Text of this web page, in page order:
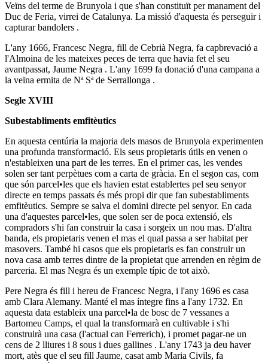
Veïns del terme de Brunyola i que s'han constituït per manament del
Duc de Feria, virrei de Catalunya. La missió d'aquesta és perseguir i
capturar bandolers .
L'any 1666, Francesc Negra, fill de Cebrià Negra, fa capbrevació a
l'Almoina de les mateixes peces de terra que havia fet el seu
avantpassat, Jaume Negra . L'any 1699 fa donació d'una campana a
la veïna ermita de Nª Sª de Serrallonga .
Segle XVIII
Subestabliments emfitèutics
En aquesta centúria la majoria dels masos de Brunyola experimenten
una profunda transformació. Els seus propietaris útils en venen o
n'estableixen una part de les terres. En el primer cas, les vendes
solen ser tant perpètues com a carta de gràcia. En el segon cas, com
que són parcel•les que els havien estat establertes pel seu senyor
directe en temps passats és més propi dir que fan subestabliments
emfitèutics. Sempre se salva el domini directe pel senyor. En cada
una d'aquestes parcel•les, que solen ser de poca extensió, els
compradors s'hi fan construir la casa i sorgeix un nou mas. D'altra
banda, els propietaris venen el mas el qual passa a ser habitat per
masovers. També hi casos que els propietaris es fan construir un
nova casa amb terres dintre de la propietat que arrenden en règim de
parceria. El mas Negra és un exemple típic de tot això.
Pere Negra és fill i hereu de Francesc Negra, i l'any 1696 es casa
amb Clara Alemany. Manté el mas íntegre fins a l'any 1732. En
aquesta data estableix una parcel•la de bosc de 7 vessanes a
Bartomeu Camps, el qual la transformarà en cultivable i s'hi
construirà una casa (l'actual can Ferrerich), i promet pagar-ne un
cens de 2 lliures i 8 sous i dues gallines . L'any 1743 ja deu haver
mort, atès que el seu fill Jaume, casat amb Maria Civils, fa